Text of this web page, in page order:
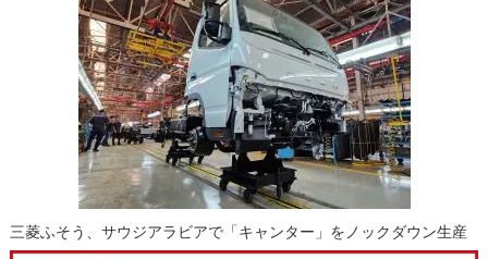
三菱ふそう、サウジアラビアで「キャンター」をノックダウン生産